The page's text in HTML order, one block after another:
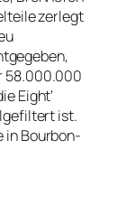
zerlegt
58.000.000
Eight‘
ist.
in Bourbon-